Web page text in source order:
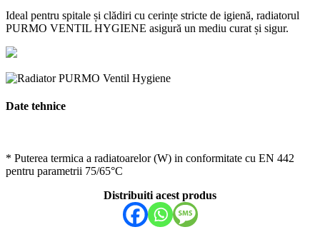
Ideal pentru spitale și clădiri cu cerințe stricte de igienă, radiatorul
PURMO VENTIL HYGIENE asigură un mediu curat și sigur.
Date tehnice
* Puterea termica a radiatoarelor (W) in conformitate cu EN 442
pentru parametrii 75/65°C
Distribuiti acest produs